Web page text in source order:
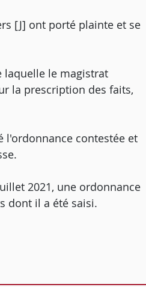
[J] ont porté plainte et se
laquelle le magistrat
la prescription des faits,
l'ordonnance contestée et
2021, une ordonnance
dont il a été saisi.